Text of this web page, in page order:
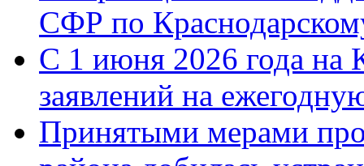
СФР по
С 1 июня 2026 года на
заявлений на
Принятыми мерами